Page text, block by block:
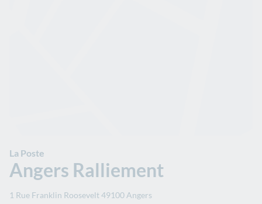
La Poste
Angers Ralliement
1 Rue Franklin Roosevelt49100 Angers